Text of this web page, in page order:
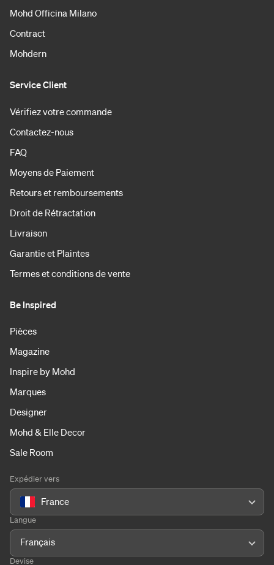
Mohd Officina Milano
Contract
Mohdern
Service Client
Vérifiez votre commande
Contactez-nous
FAQ
Moyens de Paiement
Retours et remboursements
Droit de Rétractation
Livraison
Garantie et Plaintes
Termes et conditions de vente
Be Inspired
Pièces
Magazine
Inspire by Mohd
Marques
Designer
Mohd & Elle Decor
Sale Room
Expédier vers
France
Langue
Français
Devise